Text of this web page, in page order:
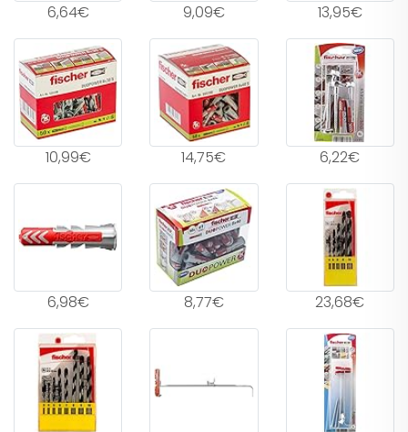
6,64€ 9,09€ 13,95€
10,99€ 14,75€ 6,22€
6,98€ 8,77€ 23,68€